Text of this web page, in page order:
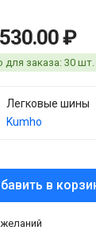
₽
для заказа: 30 шт.
Легковые шины
Kumho
в